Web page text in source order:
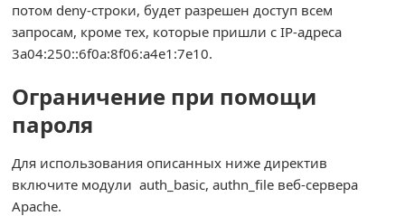
потом deny-строки, будет разрешен доступ всем
запросам, кроме тех, которые пришли с IP-адреса
3a04:250::6f0a:8f06:a4e1:7e10.
Ограничение при помощи
пароля
Для использования описанных ниже директив
включите модули auth_basic, authn_file веб-сервера
Apache.